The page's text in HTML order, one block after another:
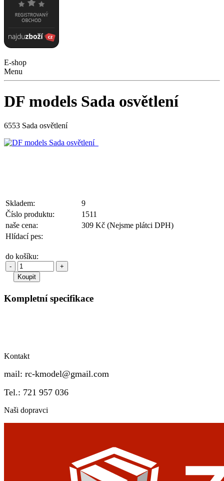
E-shop
Menu
DF models Sada osvětlení
6553 Sada osvětlení
Skladem:
9
Číslo produktu:
1511
naše cena:
309 Kč (Nejsme plátci DPH)
Hlídací pes:
do košíku:
- +
Kompletní specifikace
Kontakt
mail: rc-kmodel@gmail.com
Tel.: 721 957 036
Naši dopravci